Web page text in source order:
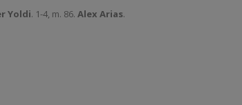
Yoldi. 1-4, m. 86. Alex Arias.